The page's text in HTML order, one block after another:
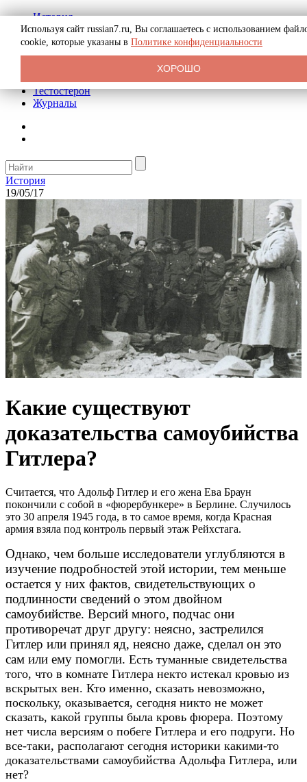
История
Биография
Криминал
Реклама на сайте
Тестостерон
Журналы
История
19/05/17
Какие существуют
доказательства самоубийства
Гитлера?
Считается, что Адольф Гитлер и его жена Ева Браун
покончили с собой в «фюрербункере» в Берлине. Случилось
это 30 апреля 1945 года, в то самое время, когда Красная
армия взяла под контроль первый этаж Рейхстага.
Однако, чем больше исследователи углубляются в
изучение подробностей этой истории, тем меньше
остается у них фактов, свидетельствующих о
подлинности сведений о этом двойном
самоубийстве. Версий много, подчас они
противоречат друг другу: неясно, застрелился
Гитлер или принял яд, неясно даже, сделал он это
сам или ему помогли. Есть туманные свидетельства
того, что в комнате Гитлера некто истекал кровью из
вскрытых вен. Кто именно, сказать невозможно,
поскольку, оказывается, сегодня никто не может
сказать, какой группы была кровь фюрера. Поэтому
нет числа версиям о побеге Гитлера и его подруги. Но
все-таки, располагают сегодня историки какими-то
доказательствами самоубийства Адольфа Гитлера, или
нет?
Используя сайт russian7.ru, Вы соглашаетесь с использованием
cookie, которые указаны в Политике конфиденциальности
ХОРОШО